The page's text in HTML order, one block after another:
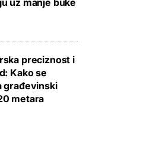
preciznost i
Kako se
građevinski
metara